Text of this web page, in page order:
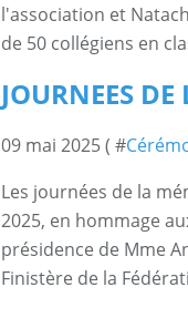
l'association et
de 50 collégiens en
JOURNEES
09 mai 2025 ( #
Les journées de la
2025, en hommage
présidence de Mme
Finistère de la